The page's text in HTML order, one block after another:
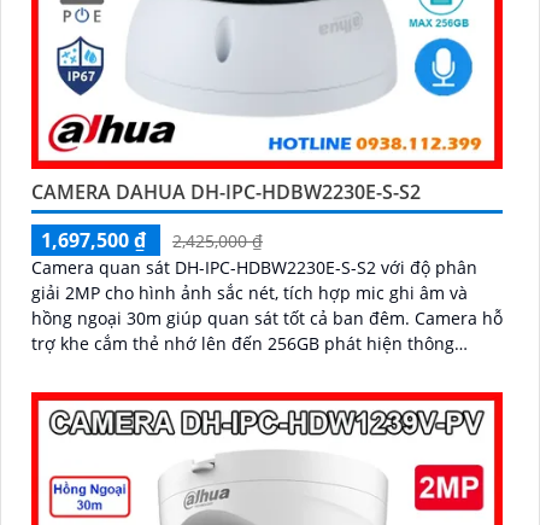
CAMERA DAHUA DH-IPC-HDBW2230E-S-S2
1,697,500 ₫
2,425,000 ₫
Camera quan sát DH-IPC-HDBW2230E-S-S2 với độ phân
giải 2MP cho hình ảnh sắc nét, tích hợp mic ghi âm và
hồng ngoại 30m giúp quan sát tốt cả ban đêm. Camera hỗ
trợ khe cắm thẻ nhớ lên đến 256GB phát hiện thông
lý